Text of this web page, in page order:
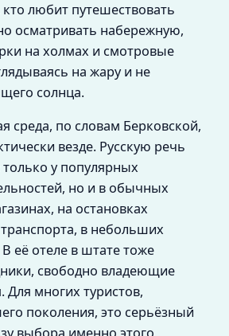
кто любит путешествовать
осматривать набережную,
на холмах и смотровые
на жару и не
солнца.
среда, по словам Берковской,
везде. Русскую речь
у популярных
но и в обычных
на остановках
в небольших
её отеле в штате тоже
свободно владеющие
Для многих туристов,
поколения, это серьёзный